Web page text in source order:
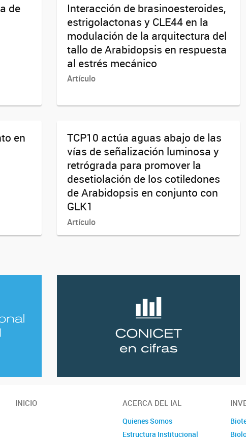
de
en
Interacción de brasinoesteroides,
estrigolactonas y CLE44 en la
modulación de la arquitectura del
tallo de Arabidopsis en respuesta
al estrés mecánico
Artículo
TCP10 actúa aguas abajo de las
vías de señalización luminosa y
retrógrada para promover la
desetiolación de los cotiledones
de Arabidopsis en conjunto con
GLK1
Artículo
INICIO ACERCA DEL IAL
Quienes Somos
Estructura Institucional